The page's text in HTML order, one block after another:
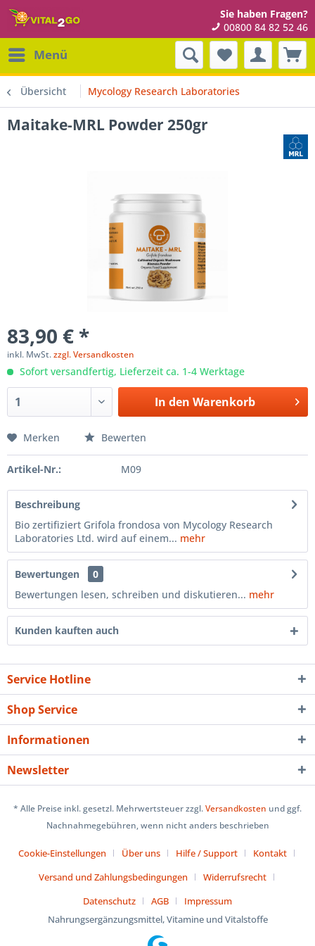
Sie haben Fragen?
00800 84 82 52 46
Menü
Übersicht Mycology Research Laboratories
Maitake-MRL Powder 250gr
83,90 € *
inkl. MwSt.zzgl. Versandkosten
Sofort versandfertig, Lieferzeit ca. 1-4 Werktage
In den Warenkorb
Merken Bewerten
Artikel-Nr.: M09
Beschreibung
Bio zertifiziert Grifola frondosa von Mycology Research
Laboratories Ltd. wird auf einem... mehr
Bewertungen
0
Bewertungen lesen, schreiben und diskutieren... mehr
Kunden kauften auch
Service Hotline
Shop Service
Informationen
Newsletter
* Alle Preise inkl. gesetzl. Mehrwertsteuer zzgl.Versandkosten und ggf.
Nachnahmegebühren, wenn nicht anders beschrieben
Cookie-Einstellungen Über uns Hilfe / Support
Kontakt
Versand und Zahlungsbedingungen
Widerrufsrecht
Datenschutz
AGB
Impressum
Nahrungsergänzungsmittel, Vitamine und Vitalstoffe